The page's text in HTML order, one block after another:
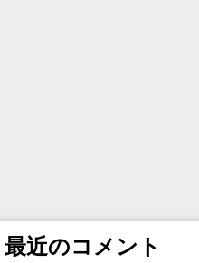
最近のコメント